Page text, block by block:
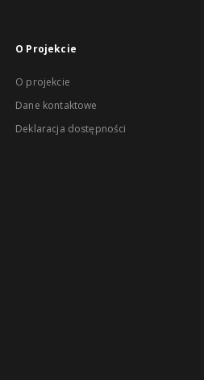
O Projekcie
O projekcie
Dane kontaktowe
Deklaracja dostępności